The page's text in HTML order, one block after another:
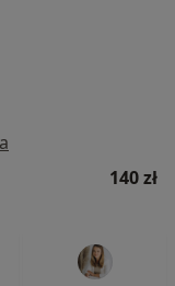
140 zł